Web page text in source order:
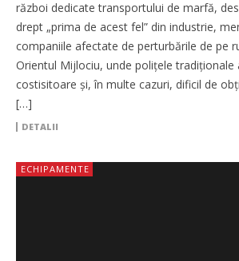
război dedicate transportului de marfă,
drept „prima de acest fel” din industrie,
companiile afectate de perturbările de pe
Orientul Mijlociu, unde polițele tradiționale
costisitoare și, în multe cazuri, dificil de
[…]
DETALII
ECHIPAMENTE